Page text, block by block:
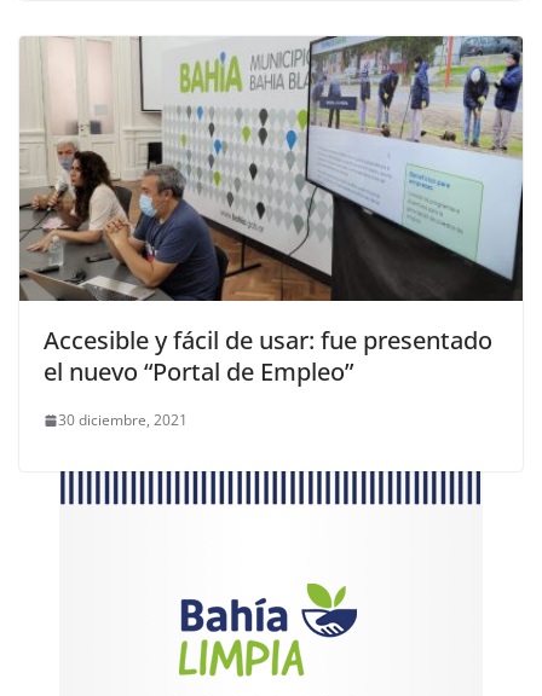
Accesible y fácil de usar: fue presentado
el nuevo “Portal de Empleo”
30 diciembre, 2021